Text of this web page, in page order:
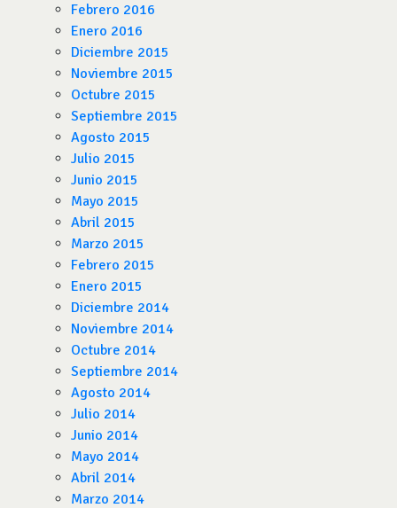
Febrero 2016
Enero 2016
Diciembre 2015
Noviembre 2015
Octubre 2015
Septiembre 2015
Agosto 2015
Julio 2015
Junio 2015
Mayo 2015
Abril 2015
Marzo 2015
Febrero 2015
Enero 2015
Diciembre 2014
Noviembre 2014
Octubre 2014
Septiembre 2014
Agosto 2014
Julio 2014
Junio 2014
Mayo 2014
Abril 2014
Marzo 2014